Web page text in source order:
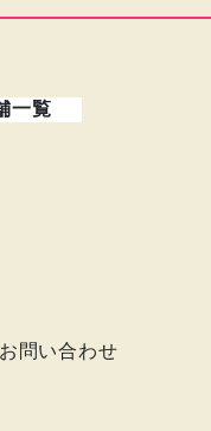
一覧
お問い合わせ